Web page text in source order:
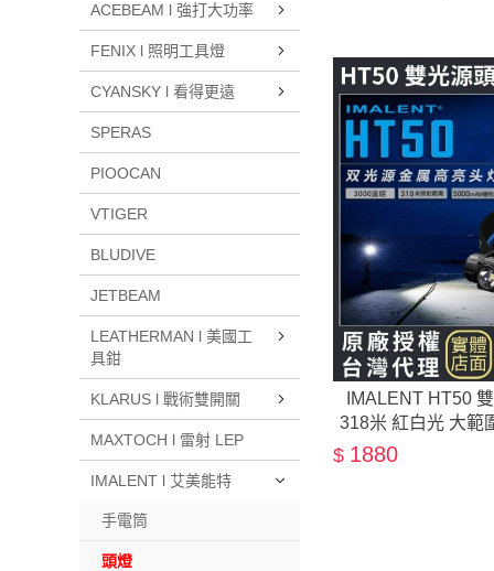
ACEBEAM l 強打大功率
FENIX l 照明工具燈
CYANSKY l 看得更遠
SPERAS
PIOOCAN
VTIGER
BLUDIVE
JETBEAM
LEATHERMAN l 美國工
具鉗
KLARUS l 戰術雙開關
MAXTOCH l 雷射 LEP
IMALENT l 艾美能特
手電筒
頭燈
IMALENT HT50
318米 紅白光 大範
$ 1880